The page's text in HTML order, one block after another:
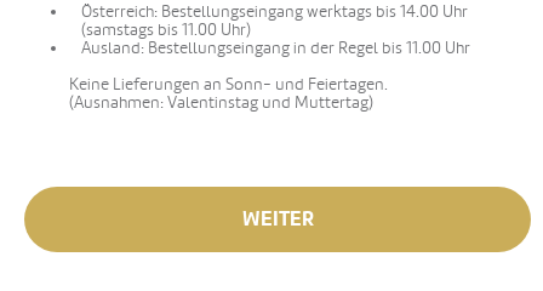
Österreich: Bestellungseingang werktags bis 14.00 Uhr
(samstags bis 11.00 Uhr)
Ausland: Bestellungseingang in der Regel bis 11.00 Uhr
Keine Lieferungen an Sonn- und Feiertagen.
(Ausnahmen: Valentinstag und Muttertag)
WEITER